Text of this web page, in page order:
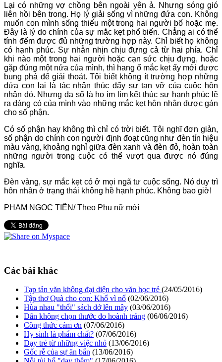
Lại có những vợ chồng bên ngoài yên ả. Nhưng sóng gió
liên hồi bên trong. Họ lý giải sống vì những đứa con. Không
muốn con mình sống thiếu một trong hai người bố hoặc mẹ.
Đây là lý do chính của sự mắc kẹt phổ biến. Chẳng ai có thể
tính đếm được đủ những trường hợp này. Chỉ biết họ không
có hạnh phúc. Sự nhẫn nhịn chịu đựng cả từ hai phía. Chỉ
khi nào một trong hai người hoặc cạn sức chịu đựng, hoặc
gặp đúng một nửa của mình, thì hang ổ mắc kẹt ấy mới được
bung phá để giải thoát. Tôi biết không ít trường hợp những
đứa con lại là tác nhân thúc đẩy sự tan vỡ của cuộc hôn
nhân đó. Nhưng đa số là họ im lìm kết thúc sự hạnh phúc lẽ
ra đáng có của mình vào những mắc kẹt hôn nhân được gán
cho số phận.
Có số phận hay không thì chỉ có trời biết. Tôi nghĩ đơn giản,
số phận do chính con người định đoạt cũng như đèn tín hiệu
màu vàng, khoảng nghỉ giữa đèn xanh và đèn đỏ, hoàn toàn
những người trong cuộc có thể vượt qua được nó đúng
nghĩa.
Đèn vàng, sự mắc kẹt có ở mọi ngã tư cuộc sống. Nó duy trì
hôn nhân ở trạng thái không hề hạnh phúc. Không bao giờ!
PHẠM NGỌC TIẾN/ Theo Phụ nữ mới
Các bài khác
Tạp tản văn không đại diện cho văn học trẻ (24/05/2016)
Tập thơ Quà cho con: Khổ vì nổ (02/06/2016)
Hùa nhau "thổi" sách dở lên mây (03/06/2016)
Dân không chọn thước đo hoành tráng (06/06/2016)
Công thức cảm ơn (07/06/2016)
Hy sinh là phẩm chất? (07/06/2016)
Dạy trẻ từ những việc nhỏ (13/06/2016)
Gốc rễ của sự ăn bẩn (13/06/2016)